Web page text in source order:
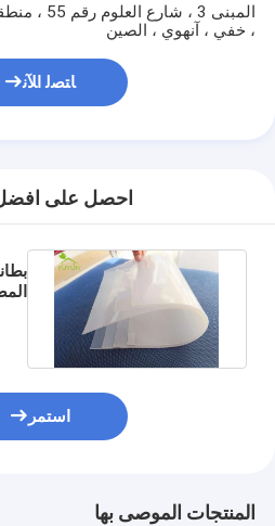
المبنى 3 ،
، خفي ، آنهوي ، الصين
ﺎﺘﺼﻟ ﺍﻶﻧ
احصل على
استمر
المنتجات الموصى بها